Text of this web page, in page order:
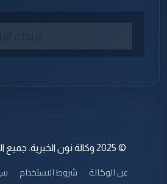
© 2025 وكالة نون الخبرية. جميع الحقوق محفوظة.
عن الوكالة شروط الاستخدام